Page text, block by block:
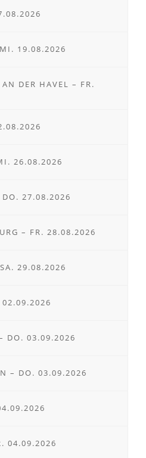
19.08.2026
DER HAVEL – FR.
26.08.2026
DO. 27.08.2026
– FR. 28.08.2026
29.08.2026
02.09.2026
DO. 03.09.2026
– DO. 03.09.2026
04.09.2026